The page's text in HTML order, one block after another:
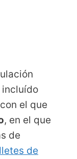
el que
, en el que
de
de